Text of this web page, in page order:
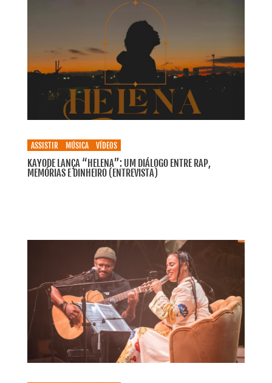
ASSISTIR MÚSICA VÍDEOS
KAYODE LANÇA “HELENA”: UM DIÁLOGO ENTRE RAP,
MEMÓRIAS E DINHEIRO (ENTREVISTA)